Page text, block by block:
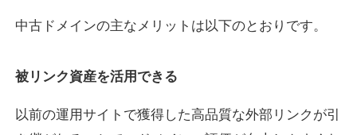
econopundit.com
外部リンク数 446
中古ドメインの主なメリットは以下のとおりです。
被リンク資産を活用できる
以前の運用サイトで獲得した高品質な外部リンクが引